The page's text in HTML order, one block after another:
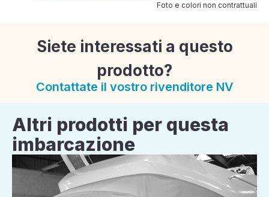
Foto e colori non contrattuali
Siete interessati a questo
prodotto?
Contattate il vostro rivenditore NV
Altri prodotti per questa
imbarcazione